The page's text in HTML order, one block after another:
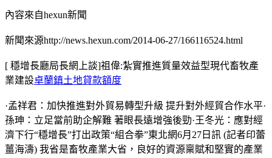
內容來自hexun新聞
新聞來源http://news.hexun.com/2014-06-27/166116524.html
[ 穩增長廳局長網上談]祖偉:紮實推進質量效益型現代畜牧產
業建設卓蘭鎮土地貸款額度
·孟祥君：加快推進對外貿易轉型升級 提升對外經貿合作水平·
孫珅：立足當前助企解難 著眼長遠增強後勁·王冬光：應對經
濟下行“穩增長”打出政策“組合拳”東北網6月27日訊 (記者印蕾
薑海濤) 我省是畜牧產業大省，良好的資源稟賦和堅實的產業